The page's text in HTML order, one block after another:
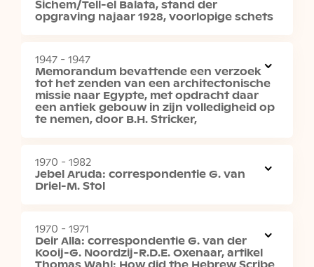
Portret
Landschap
Opgraving
Voorwerp
Catalogi
Bruikleen
Documentatie objecten
Inventarislijsten
Sichem/Tell-el Balata, stand der
opgraving najaar 1928, voorlopige schets
1947 - 1947
Memorandum bevattende een verzoek
tot het zenden van een architectonische
missie naar Egypte, met opdracht daar
een antiek gebouw in zijn volledigheid op
te nemen, door B.H. Stricker,
1970 - 1982
Jebel Aruda: correspondentie G. van
Driel-M. Stol
1970 - 1971
Deir Alla: correspondentie G. van der
Kooij-G. Noordzij-R.D.E. Oxenaar, artikel